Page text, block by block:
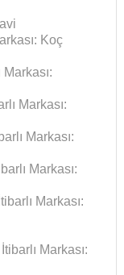
Koç
Markası:
Markası:
Markası:
Markası:
Markası: